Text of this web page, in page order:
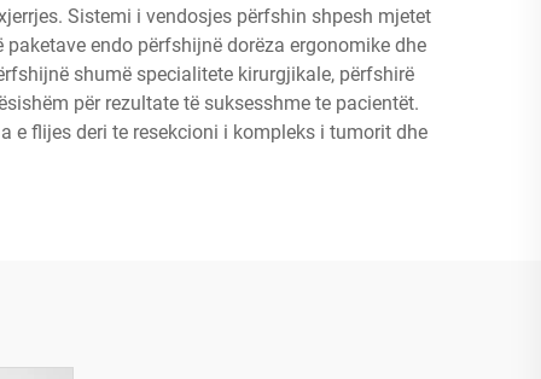
Sistemi i vendosjes përfshin shpesh mjetet
endo përfshijnë dorëza ergonomike dhe
shumë specialitete kirurgjikale, përfshirë
për rezultate të suksesshme te pacientët.
e flijes deri te resekcioni i kompleks i tumorit dhe